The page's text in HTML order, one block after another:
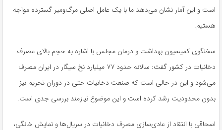
است و این آمار نشان می‌دهد ما با یک عامل اصلی مرگ‌ومیر گسترده مواجه
هستیم.
سخنگوی کمیسیون بهداشت و درمان مجلس با اشاره به حجم بالای مصرف
دخانیات در کشور گفت: سالانه حدود ۷۷ میلیارد نخ سیگار در ایران مصرف
می‌شود و این در حالی است که صنعت دخانیات حتی در دوران تحریم نیز
بدون محدودیت رشد کرده است و این موضوع نیازمند بررسی جدی است.
اسحاقی با انتقاد از عادی‌سازی مصرف دخانیات در سریال‌ها و نمایش خانگی،